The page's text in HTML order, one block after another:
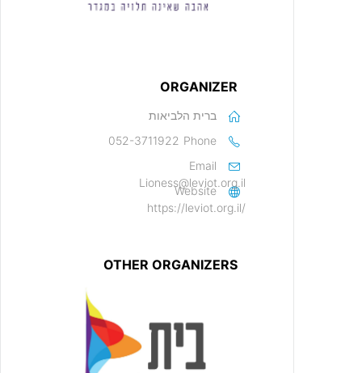
ORGANIZER
ברית הלביאות
Phone
052-3711922
Email
Lioness@leviot.org.il
Website
https://leviot.org.il/
OTHER ORGANIZERS